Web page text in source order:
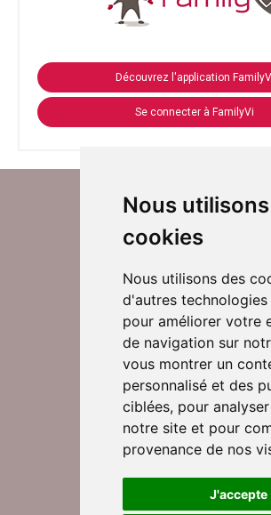
Nous
cookies
Nous utilisons des
d'autres technologies
pour améliorer votre
de navigation sur
vous montrer un
personnalisé et des
ciblées, pour
notre site et pour
provenance de nos
J'accepte
Découvrez l'application
Se connecter à FamilyVi
Suivez-nous sur Twitter
Rejoignez nos équipes
Nous contacter